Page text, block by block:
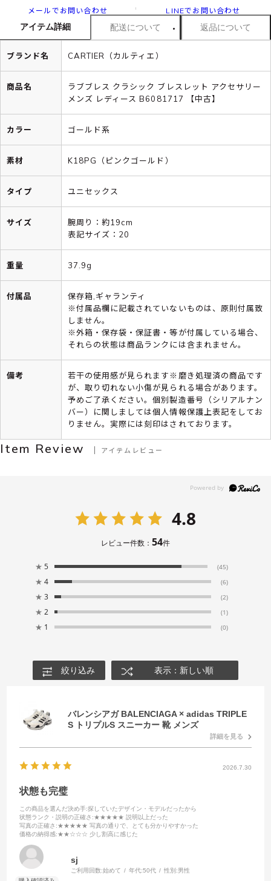
メールでお問い合わせ LINEでお問い合わせ
アイテム詳細 配送について 返品について
ブランド名 CARTIER（カルティエ）
商品名
ラブブレス クラシック ブレスレット アクセサリー
メンズ レディース B6081717 【中古】
カラー ゴールド系
素材 K18PG（ピンクゴールド）
タイプ ユニセックス
サイズ
腕周り：約19cm
表記サイズ：20
重量 37.9g
付属品
保存箱,ギャランティ
※付属品欄に記載されていないものは、原則付属致
しません。
※外箱・保存袋・保証書・等が付属している場合、
それらの状態は商品ランクには含まれません。
備考
若干の使用感が見られます※磨き処理済の商品です
が、取り切れない小傷が見られる場合があります。
予めご了承ください。個別製造番号（シリアルナン
バー）に関しましては個人情報保護上表記をしてお
りません。実際には刻印はされております。
Item Review アイテムレビュー
4.8
レビュー件数： 54件
★ 5 (45)
★ 4 (6)
★ 3 (2)
★ 2 (1)
★ 1 (0)
絞り込み 表示：新しい順
バレンシアガ BALENCIAGA × adidas TRIPLE
S トリプルS スニーカー 靴 メンズ
詳細を見る
2026.7.30
状態も完璧
この商品を選んだ決め手:探していたデザイン・モデルだったから
状態ランク・説明の正確さ :★★★★★ 説明以上だった
写真の正確さ :★★★★★ 写真の通りで、とても分かりやすかった
価格の納得感:★★☆☆☆ 少し割高に感じた
sj
ご利用回数:始めて 年代:50代 性別:男性